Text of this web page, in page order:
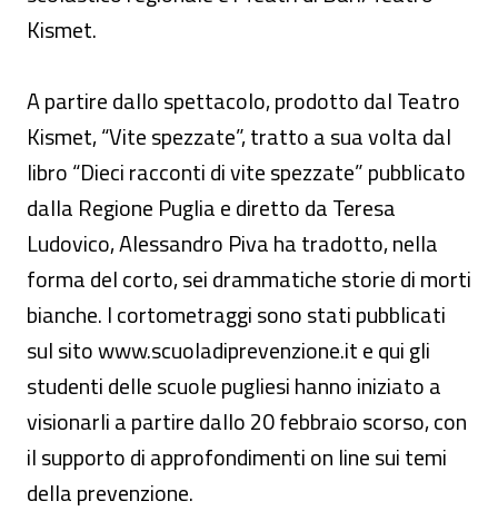
Kismet.
A partire dallo spettacolo, prodotto dal Teatro
Kismet, “Vite spezzate”, tratto a sua volta dal
libro “Dieci racconti di vite spezzate” pubblicato
dalla Regione Puglia e diretto da Teresa
Ludovico, Alessandro Piva ha tradotto, nella
forma del corto, sei drammatiche storie di morti
bianche. I cortometraggi sono stati pubblicati
sul sito www.scuoladiprevenzione.it e qui gli
studenti delle scuole pugliesi hanno iniziato a
visionarli a partire dallo 20 febbraio scorso, con
il supporto di approfondimenti on line sui temi
della prevenzione.